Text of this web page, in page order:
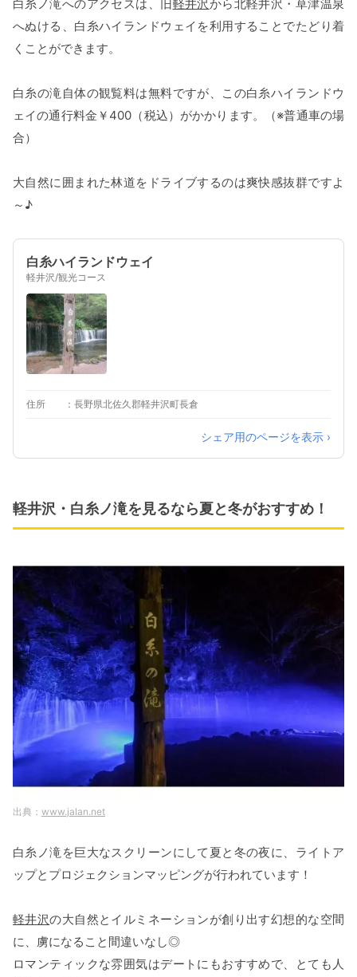
白糸ノ滝へのアクセスは、旧軽井沢から北軽井沢・草津温泉
へぬける、白糸ハイランドウェイを利用することでたどり着
くことができます。
白糸の滝自体の観覧料は無料ですが、この白糸ハイランドウ
ェイの通行料金￥400（税込）がかかります。（※普通車の場
合）
大自然に囲まれた林道をドライブするのは爽快感抜群ですよ
～♪
白糸ハイランドウェイ
軽井沢/観光コース
住所 長野県北佐久郡軽井沢町長倉
シェア用のページを表示 ›
軽井沢・白糸ノ滝を見るなら夏と冬がおすすめ！
www.jalan.net
白糸ノ滝を巨大なスクリーンにして夏と冬の夜に、ライトア
ップとプロジェクションマッピングが行われています！
軽井沢の大自然とイルミネーションが創り出す幻想的な空間
に、虜になること間違いなし◎
ロマンティックな雰囲気はデートにもおすすめで、とても人